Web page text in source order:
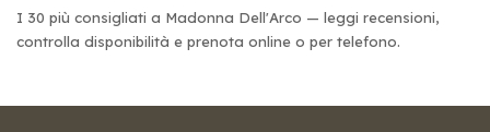
I 30 più consigliati a Madonna Dell'Arco — leggi recensioni,
controlla disponibilità e prenota online o per telefono.